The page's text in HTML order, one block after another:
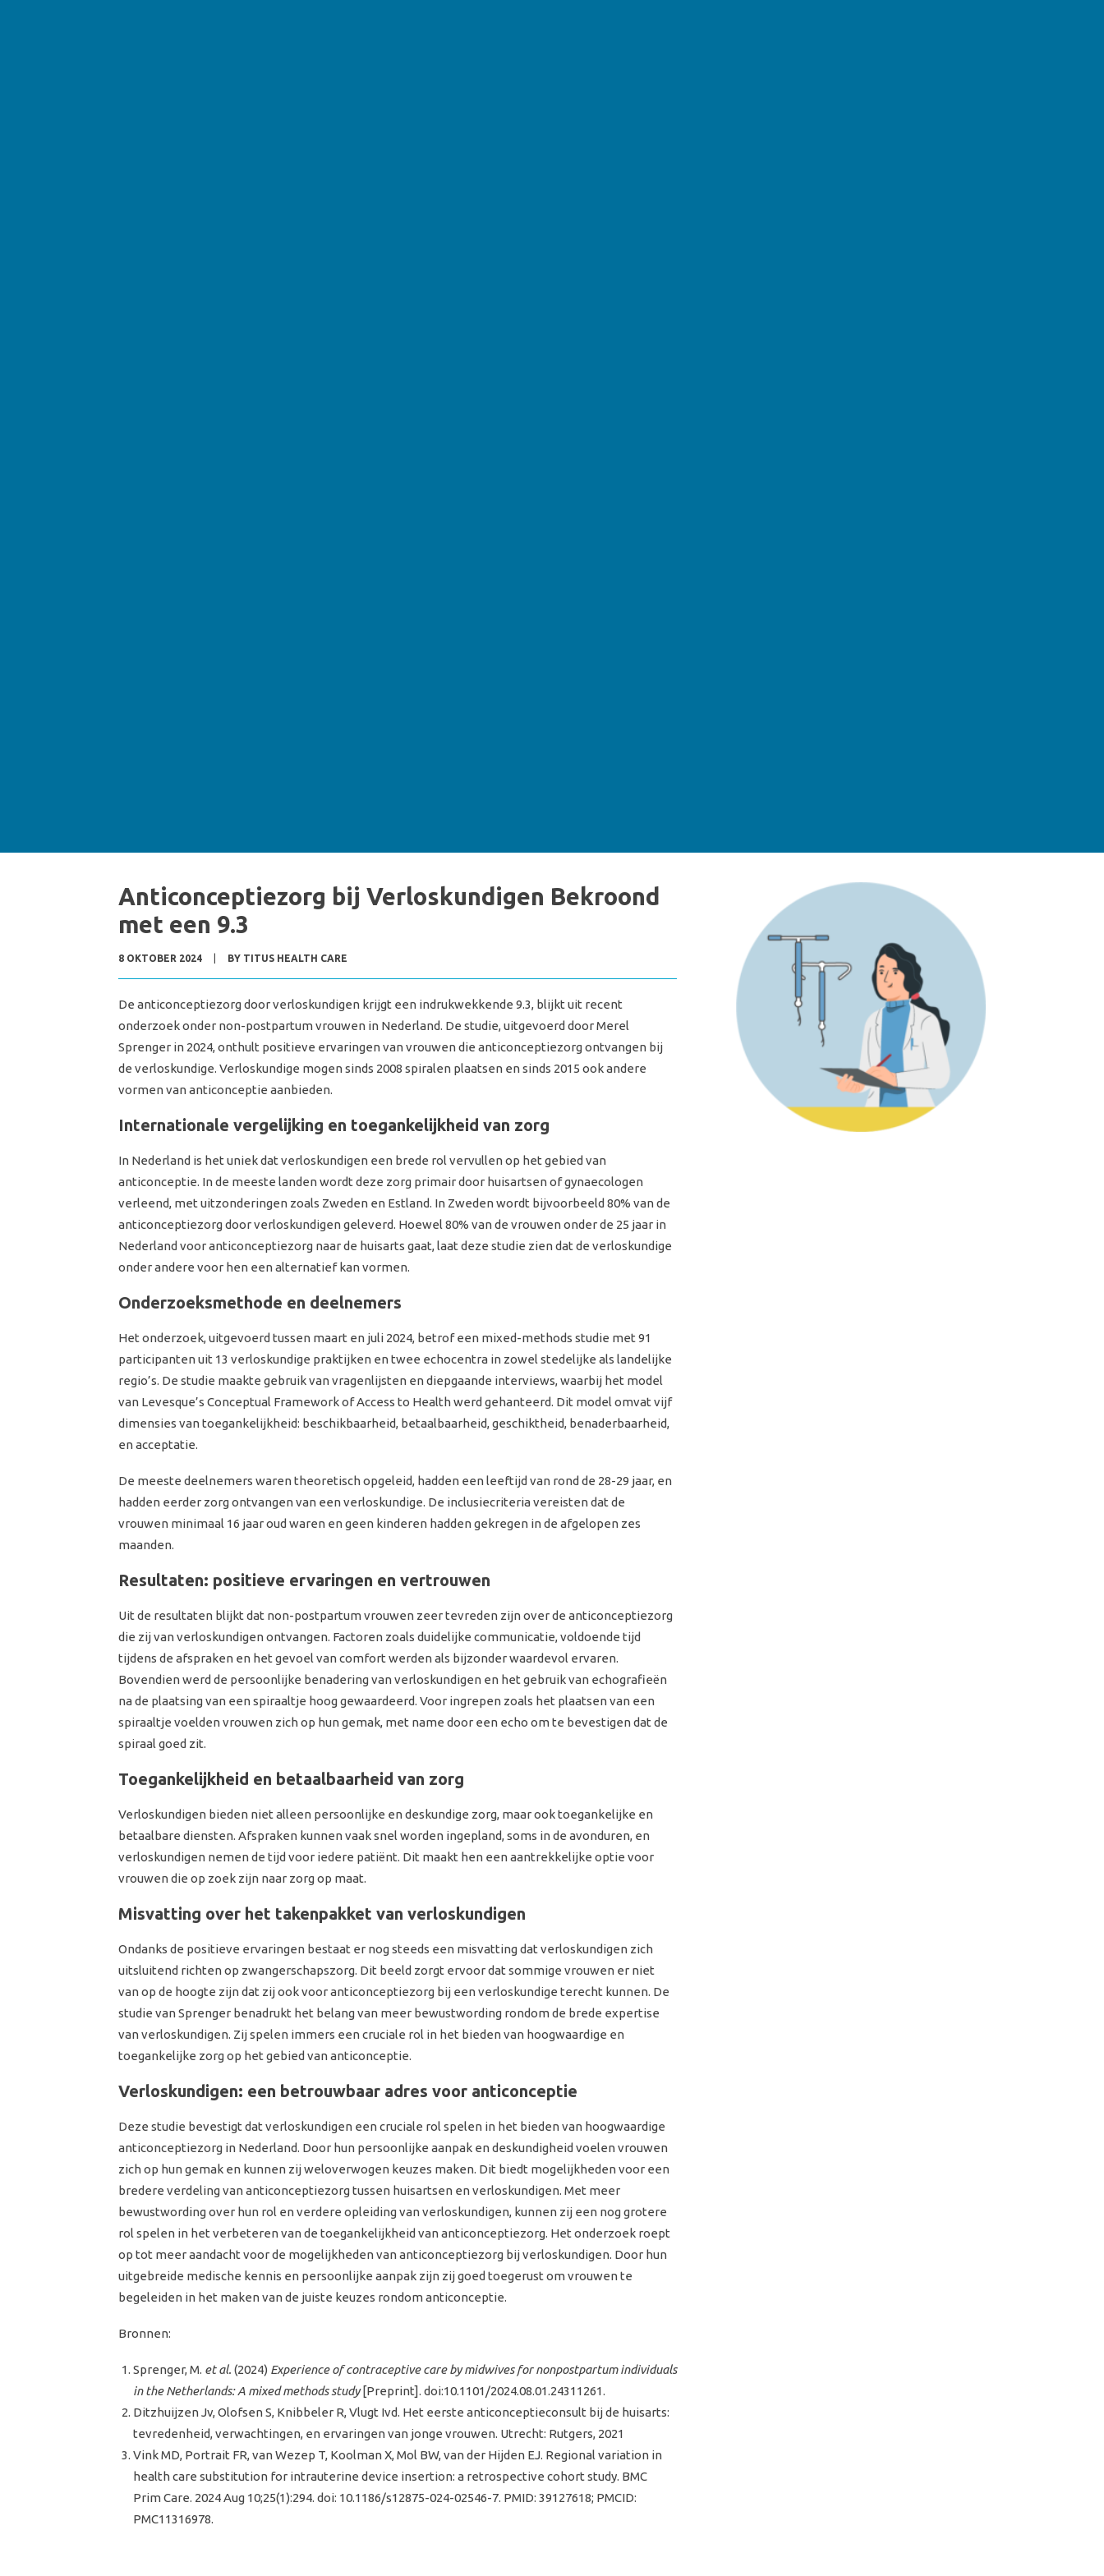
Anticonceptiezorg bij Verloskundigen Bekroond
met een 9.3
8 OKTOBER 2024 BY TITUS HEALTH CARE
De anticonceptiezorg door verloskundigen krijgt een indrukwekkende 9.3, blijkt uit recent
onderzoek onder non-postpartum vrouwen in Nederland. De studie, uitgevoerd door Merel
Sprenger in 2024, onthult positieve ervaringen van vrouwen die anticonceptiezorg ontvangen bij
de verloskundige. Verloskundige mogen sinds 2008 spiralen plaatsen en sinds 2015 ook andere
vormen van anticonceptie aanbieden.
Internationale vergelijking en toegankelijkheid van zorg
In Nederland is het uniek dat verloskundigen een brede rol vervullen op het gebied van
anticonceptie. In de meeste landen wordt deze zorg primair door huisartsen of gynaecologen
verleend, met uitzonderingen zoals Zweden en Estland. In Zweden wordt bijvoorbeeld 80% van de
anticonceptiezorg door verloskundigen geleverd. Hoewel 80% van de vrouwen onder de 25 jaar in
Nederland voor anticonceptiezorg naar de huisarts gaat, laat deze studie zien dat de verloskundige
onder andere voor hen een alternatief kan vormen.
Onderzoeksmethode en deelnemers
Het onderzoek, uitgevoerd tussen maart en juli 2024, betrof een mixed-methods studie met 91
participanten uit 13 verloskundige praktijken en twee echocentra in zowel stedelijke als landelijke
regio’s. De studie maakte gebruik van vragenlijsten en diepgaande interviews, waarbij het model
van Levesque’s Conceptual Framework of Access to Health werd gehanteerd. Dit model omvat vijf
dimensies van toegankelijkheid: beschikbaarheid, betaalbaarheid, geschiktheid, benaderbaarheid,
en acceptatie.
De meeste deelnemers waren theoretisch opgeleid, hadden een leeftijd van rond de 28-29 jaar, en
hadden eerder zorg ontvangen van een verloskundige. De inclusiecriteria vereisten dat de
vrouwen minimaal 16 jaar oud waren en geen kinderen hadden gekregen in de afgelopen zes
maanden.
Resultaten: positieve ervaringen en vertrouwen
Uit de resultaten blijkt dat non-postpartum vrouwen zeer tevreden zijn over de anticonceptiezorg
die zij van verloskundigen ontvangen. Factoren zoals duidelijke communicatie, voldoende tijd
tijdens de afspraken en het gevoel van comfort werden als bijzonder waardevol ervaren.
Bovendien werd de persoonlijke benadering van verloskundigen en het gebruik van echografieën
na de plaatsing van een spiraaltje hoog gewaardeerd. Voor ingrepen zoals het plaatsen van een
spiraaltje voelden vrouwen zich op hun gemak, met name door een echo om te bevestigen dat de
spiraal goed zit.
Toegankelijkheid en betaalbaarheid van zorg
Verloskundigen bieden niet alleen persoonlijke en deskundige zorg, maar ook toegankelijke en
betaalbare diensten. Afspraken kunnen vaak snel worden ingepland, soms in de avonduren, en
verloskundigen nemen de tijd voor iedere patiënt. Dit maakt hen een aantrekkelijke optie voor
vrouwen die op zoek zijn naar zorg op maat.
Misvatting over het takenpakket van verloskundigen
Ondanks de positieve ervaringen bestaat er nog steeds een misvatting dat verloskundigen zich
uitsluitend richten op zwangerschapszorg. Dit beeld zorgt ervoor dat sommige vrouwen er niet
van op de hoogte zijn dat zij ook voor anticonceptiezorg bij een verloskundige terecht kunnen. De
studie van Sprenger benadrukt het belang van meer bewustwording rondom de brede expertise
van verloskundigen. Zij spelen immers een cruciale rol in het bieden van hoogwaardige en
toegankelijke zorg op het gebied van anticonceptie.
Verloskundigen: een betrouwbaar adres voor anticonceptie
Deze studie bevestigt dat verloskundigen een cruciale rol spelen in het bieden van hoogwaardige
anticonceptiezorg in Nederland. Door hun persoonlijke aanpak en deskundigheid voelen vrouwen
zich op hun gemak en kunnen zij weloverwogen keuzes maken. Dit biedt mogelijkheden voor een
bredere verdeling van anticonceptiezorg tussen huisartsen en verloskundigen. Met meer
bewustwording over hun rol en verdere opleiding van verloskundigen, kunnen zij een nog grotere
rol spelen in het verbeteren van de toegankelijkheid van anticonceptiezorg. Het onderzoek roept
op tot meer aandacht voor de mogelijkheden van anticonceptiezorg bij verloskundigen. Door hun
uitgebreide medische kennis en persoonlijke aanpak zijn zij goed toegerust om vrouwen te
begeleiden in het maken van de juiste keuzes rondom anticonceptie.
Bronnen:
Sprenger, M. et al. (2024) Experience of contraceptive care by midwives for nonpostpartum individuals
in the Netherlands: A mixed methods study[Preprint]. doi:10.1101/2024.08.01.24311261.
Ditzhuijzen Jv, Olofsen S, Knibbeler R, Vlugt Ivd. Het eerste anticonceptieconsult bij de huisarts:
tevredenheid, verwachtingen, en ervaringen van jonge vrouwen. Utrecht: Rutgers, 2021
Vink MD, Portrait FR, van Wezep T, Koolman X, Mol BW, van der Hijden EJ. Regional variation in
health care substitution for intrauterine device insertion: a retrospective cohort study. BMC
Prim Care. 2024 Aug 10;25(1):294. doi: 10.1186/s12875-024-02546-7. PMID: 39127618; PMCID:
PMC11316978.